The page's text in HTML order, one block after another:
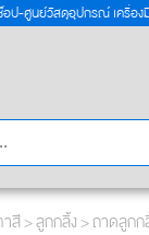
อป-ศูนย์วัสดุอุปกรณ์ เครื่อง
สี>ลูกกลิ้ง> ถาดลูกก